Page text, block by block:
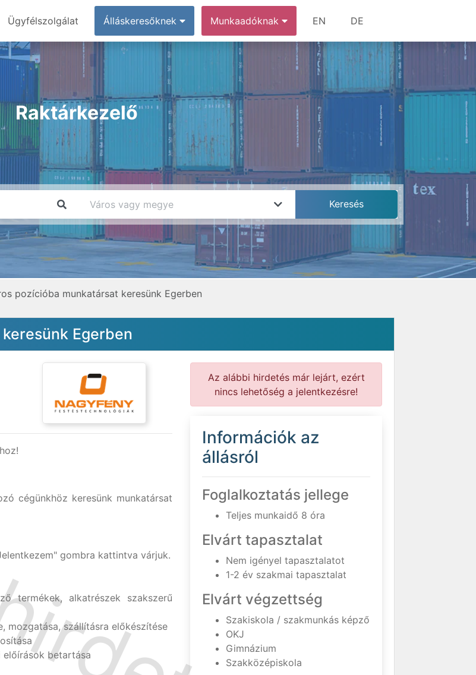
Ügyfélszolgálat Álláskeresőknek Munkaadóknak EN DE
Raktárkezelő
pozícióba munkatársat keresünk Egerben
Egerben
cégünkhöz keresünk munkatársat
gombra kattintva várjuk.
termékek, alkatrészek szakszerű
mozgatása, szállításra előkészítése
betartása
Az alábbi hirdetés már lejárt, ezért
nincs lehetőség a jelentkezésre!
Információk az
állásról
Foglalkoztatás jellege
Teljes munkaidő 8 óra
Elvárt tapasztalat
Nem igényel tapasztalatot
1-2 év szakmai tapasztalat
Elvárt végzettség
Szakiskola / szakmunkás képző
OKJ
Gimnázium
Szakközépiskola